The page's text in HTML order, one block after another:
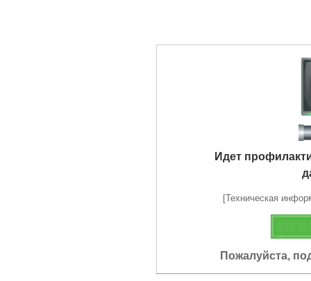
Идет
[Техническая
Пожалуйста,